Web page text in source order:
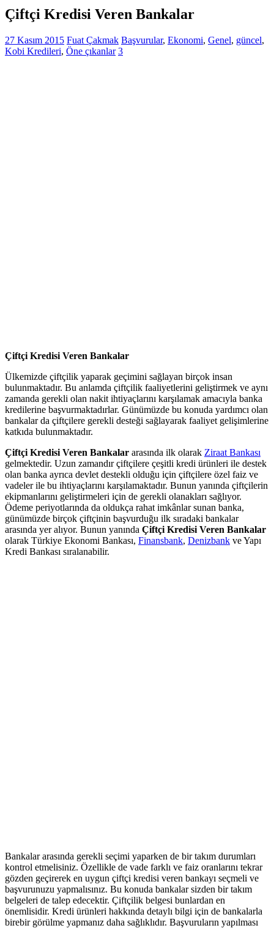
Çiftçi Kredisi Veren Bankalar
27 Kasım 2015 Fuat Çakmak Başvurular, Ekonomi, Genel, güncel,
Kobi Kredileri, Öne çıkanlar 3
Çiftçi Kredisi Veren Bankalar
Ülkemizde çiftçilik yaparak geçimini sağlayan birçok insan
bulunmaktadır. Bu anlamda çiftçilik faaliyetlerini geliştirmek ve aynı
zamanda gerekli olan nakit ihtiyaçlarını karşılamak amacıyla banka
kredilerine başvurmaktadırlar. Günümüzde bu konuda yardımcı olan
bankalar da çiftçilere gerekli desteği sağlayarak faaliyet gelişimlerine
katkıda bulunmaktadır.
Çiftçi Kredisi Veren Bankalar arasında ilk olarak Ziraat Bankası
gelmektedir. Uzun zamandır çiftçilere çeşitli kredi ürünleri ile destek
olan banka ayrıca devlet destekli olduğu için çiftçilere özel faiz ve
vadeler ile bu ihtiyaçlarını karşılamaktadır. Bunun yanında çiftçilerin
ekipmanlarını geliştirmeleri için de gerekli olanakları sağlıyor.
Ödeme periyotlarında da oldukça rahat imkânlar sunan banka,
günümüzde birçok çiftçinin başvurduğu ilk sıradaki bankalar
arasında yer alıyor. Bunun yanında Çiftçi Kredisi Veren Bankalar
olarak Türkiye Ekonomi Bankası, Finansbank, Denizbank ve Yapı
Kredi Bankası sıralanabilir.
Bankalar arasında gerekli seçimi yaparken de bir takım durumları
kontrol etmelisiniz. Özellikle de vade farklı ve faiz oranlarını tekrar
gözden geçirerek en uygun çiftçi kredisi veren bankayı seçmeli ve
başvurunuzu yapmalısınız. Bu konuda bankalar sizden bir takım
belgeleri de talep edecektir. Çiftçilik belgesi bunlardan en
önemlisidir. Kredi ürünleri hakkında detaylı bilgi için de bankalarla
birebir görülme yapmanız daha sağlıklıdır. Başvuruların yapılması